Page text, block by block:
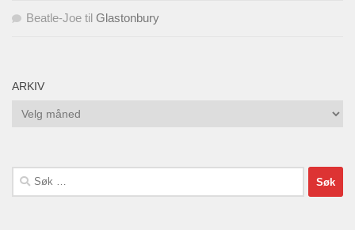
Beatle-Joe til Glastonbury
ARKIV
Arkiv
Søk
etter: